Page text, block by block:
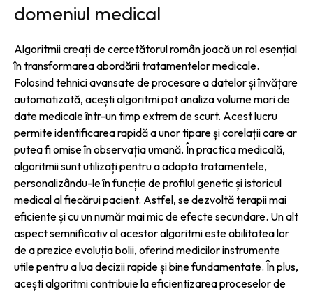
domeniul medical
Algoritmii creați de cercetătorul român joacă un rol esențial
în transformarea abordării tratamentelor medicale.
Folosind tehnici avansate de procesare a datelor și învățare
automatizată, acești algoritmi pot analiza volume mari de
date medicale într-un timp extrem de scurt. Acest lucru
permite identificarea rapidă a unor tipare și corelații care ar
putea fi omise în observația umană. În practica medicală,
algoritmii sunt utilizați pentru a adapta tratamentele,
personalizându-le în funcție de profilul genetic și istoricul
medical al fiecărui pacient. Astfel, se dezvoltă terapii mai
eficiente și cu un număr mai mic de efecte secundare. Un alt
aspect semnificativ al acestor algoritmi este abilitatea lor
de a prezice evoluția bolii, oferind medicilor instrumente
utile pentru a lua decizii rapide și bine fundamentate. În plus,
acești algoritmi contribuie la eficientizarea proceselor de